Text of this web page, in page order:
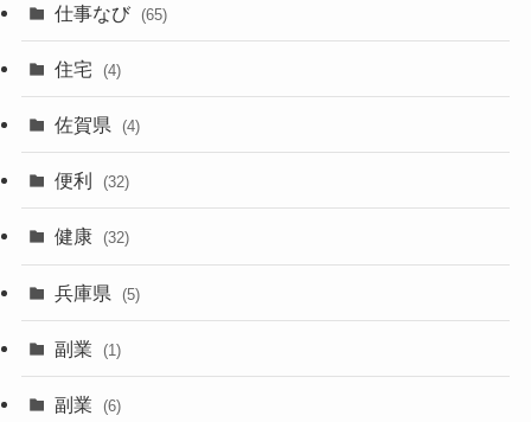
仕事なび (65)
住宅 (4)
佐賀県 (4)
便利 (32)
健康 (32)
兵庫県 (5)
副業 (1)
副業 (6)